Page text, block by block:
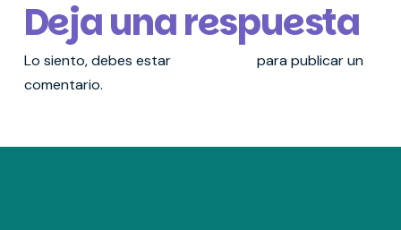
Deja una respuesta
Lo siento, debes estar
para publicar un
comentario.